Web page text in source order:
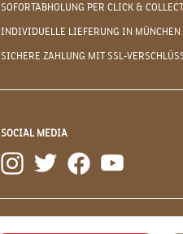
SOFORTABHOLUNG PER CLICK & COLLECT
INDIVIDUELLE LIEFERUNG IN MÜNCHEN
SICHERE ZAHLUNG MIT SSL-
SOCIAL MEDIA